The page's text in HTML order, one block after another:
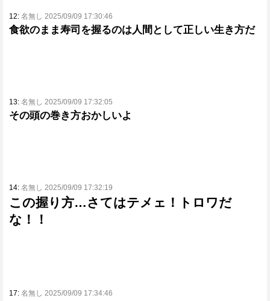
12: 名無し 2025/09/09 17:30:46
食欲のまま寿司を握るのは人間として正しい生き方だ
13: 名無し 2025/09/09 17:32:05
その頭の巻き方おかしいよ
14: 名無し 2025/09/09 17:32:19
この握り方…さてはテメェ！トロワだ
な！！
17: 名無し 2025/09/09 17:34:46